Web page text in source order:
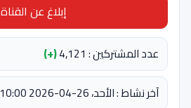
إبلاغ عن القناة
عدد المشتركين : 4,121
(+)
آخر نشاط : الأحد، 26-04-2026 10:00 مساءً